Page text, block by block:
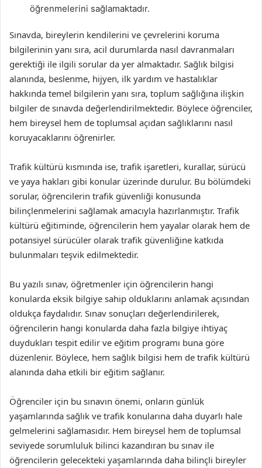
öğrenmelerini sağlamaktadır.
Sınavda, bireylerin kendilerini ve çevrelerini koruma
bilgilerinin yanı sıra, acil durumlarda nasıl davranmaları
gerektiği ile ilgili sorular da yer almaktadır. Sağlık bilgisi
alanında, beslenme, hijyen, ilk yardım ve hastalıklar
hakkında temel bilgilerin yanı sıra, toplum sağlığına ilişkin
bilgiler de sınavda değerlendirilmektedir. Böylece öğrenciler,
hem bireysel hem de toplumsal açıdan sağlıklarını nasıl
koruyacaklarını öğrenirler.
Trafik kültürü kısmında ise, trafik işaretleri, kurallar, sürücü
ve yaya hakları gibi konular üzerinde durulur. Bu bölümdeki
sorular, öğrencilerin trafik güvenliği konusunda
bilinçlenmelerini sağlamak amacıyla hazırlanmıştır. Trafik
kültürü eğitiminde, öğrencilerin hem yayalar olarak hem de
potansiyel sürücüler olarak trafik güvenliğine katkıda
bulunmaları teşvik edilmektedir.
Bu yazılı sınav, öğretmenler için öğrencilerin hangi
konularda eksik bilgiye sahip olduklarını anlamak açısından
oldukça faydalıdır. Sınav sonuçları değerlendirilerek,
öğrencilerin hangi konularda daha fazla bilgiye ihtiyaç
duydukları tespit edilir ve eğitim programı buna göre
düzenlenir. Böylece, hem sağlık bilgisi hem de trafik kültürü
alanında daha etkili bir eğitim sağlanır.
Öğrenciler için bu sınavın önemi, onların günlük
yaşamlarında sağlık ve trafik konularına daha duyarlı hale
gelmelerini sağlamasıdır. Hem bireysel hem de toplumsal
seviyede sorumluluk bilinci kazandıran bu sınav ile
öğrencilerin gelecekteki yaşamlarında daha bilinçli bireyler